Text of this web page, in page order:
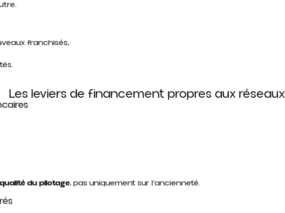
franchisés,
Les leviers de financement propres aux
qualité du pilotage, pas uniquement sur l’ancienneté.